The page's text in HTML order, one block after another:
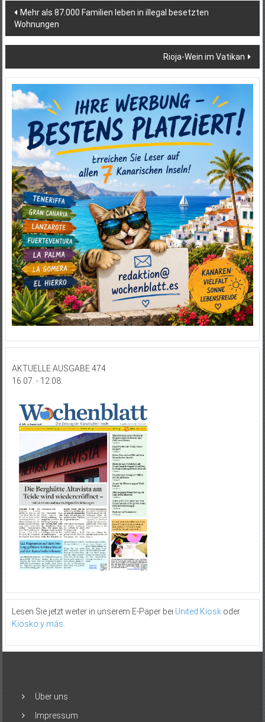
Beitragsnavigation
Mehr als 87.000 Familien leben in illegal besetzten
Wohnungen
Rioja-Wein im Vatikan
AKTUELLE AUSGABE 474
16.07. - 12.08.
Lesen Sie jetzt weiter in unserem E-Paper bei United Kioskoder
Kiosko y más.
Über uns
Impressum